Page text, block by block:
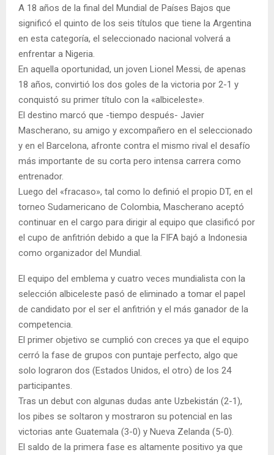
A 18 años de la final del Mundial de Países Bajos que
significó el quinto de los seis títulos que tiene la Argentina
en esta categoría, el seleccionado nacional volverá a
enfrentar a Nigeria.
En aquella oportunidad, un joven Lionel Messi, de apenas
18 años, convirtió los dos goles de la victoria por 2-1 y
conquistó su primer título con la «albiceleste».
El destino marcó que -tiempo después- Javier
Mascherano, su amigo y excompañero en el seleccionado
y en el Barcelona, afronte contra el mismo rival el desafío
más importante de su corta pero intensa carrera como
entrenador.
Luego del «fracaso», tal como lo definió el propio DT, en el
torneo Sudamericano de Colombia, Mascherano aceptó
continuar en el cargo para dirigir al equipo que clasificó por
el cupo de anfitrión debido a que la FIFA bajó a Indonesia
como organizador del Mundial.
El equipo del emblema y cuatro veces mundialista con la
selección albiceleste pasó de eliminado a tomar el papel
de candidato por el ser el anfitrión y el más ganador de la
competencia.
El primer objetivo se cumplió con creces ya que el equipo
cerró la fase de grupos con puntaje perfecto, algo que
solo lograron dos (Estados Unidos, el otro) de los 24
participantes.
Tras un debut con algunas dudas ante Uzbekistán (2-1),
los pibes se soltaron y mostraron su potencial en las
victorias ante Guatemala (3-0) y Nueva Zelanda (5-0).
El saldo de la primera fase es altamente positivo ya que